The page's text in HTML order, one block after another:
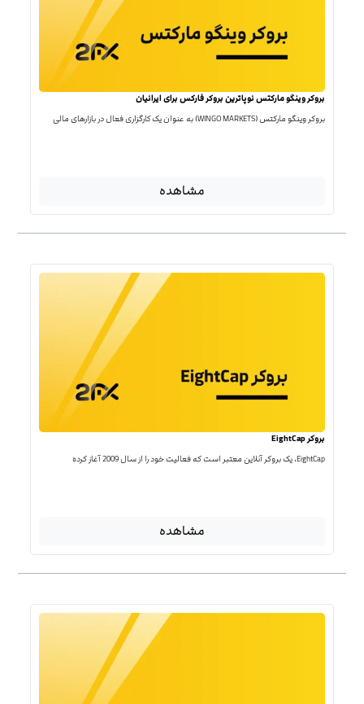
بروکر وینگو مارکتس نوپاترین بروکر فارکس برای ایرانیان
بروکر وینگو مارکتس (WINGO MARKETS) به عنوان یک کارگزاری فعال در بازارهای مالی
مشاهده
بروکر EightCap
EightCap، یک بروکر آنلاین معتبر است که فعالیت خود را از سال 2009 آغاز کرده
مشاهده